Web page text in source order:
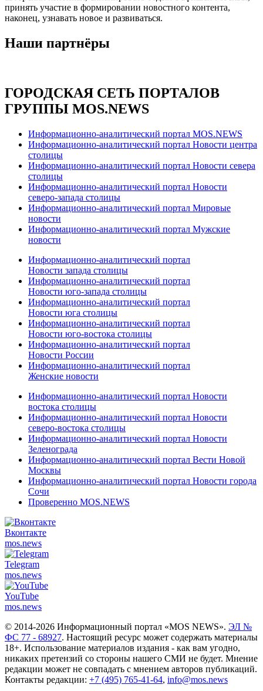
принять участие в формировании новостного контента,
наконец, узнавать новое и развиваться.
Наши партнёры
ГОРОДСКАЯ СЕТЬ ПОРТАЛОВ
ГРУППЫ MOS.NEWS
Информационно-аналитический портал MOS.NEWS
Информационно-аналитический портал Новости центра
столицы
Информационно-аналитический портал Новости севера
столицы
Информационно-аналитический портал Новости
северо-запада столицы
Информационно-аналитический портал Мировые
новости
Информационно-аналитический портал Мужские
новости
Информационно-аналитический портал
Новости запада столицы
Информационно-аналитический портал
Новости юго-запада столицы
Информационно-аналитический портал
Новости юга столицы
Информационно-аналитический портал
Новости юго-востока столицы
Информационно-аналитический портал
Новости России
Информационно-аналитический портал
Женские новости
Информационно-аналитический портал Новости
востока столицы
Информационно-аналитический портал Новости
северо-востока столицы
Информационно-аналитический портал Новости
Зеленограда
Информационно-аналитический портал Вести Новой
Москвы
Информационно-аналитический портал Новости города
Сочи
Проверенно MOS.NEWS
Вконтакте
mos.news
Telegram
mos.news
YouTube
mos.news
© 2014-2026 Информационный портал «MOS NEWS». ЭЛ №
ФС 77 - 68927. Настоящий ресурс может содержать материалы
18+. Использование материалов издания - как вам угодно,
никаких претензий со стороны нашего СМИ не будет. Мнение
редакции может не совпадать с мнением авторов публикаций.
Контакты редакции: +7 (495) 765-41-64, info@mos.news